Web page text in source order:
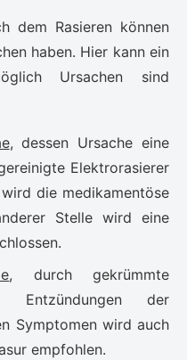
dem Rasieren können
haben. Hier kann ein
Ursachen sind
, dessen Ursache eine
Elektrorasierer
die medikamentöse
Stelle wird eine
, durch gekrümmte
Entzündungen der
Symptomen wird auch
empfohlen.